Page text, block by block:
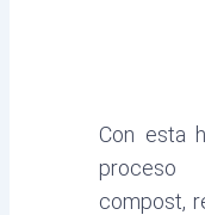
Con esta
compost,